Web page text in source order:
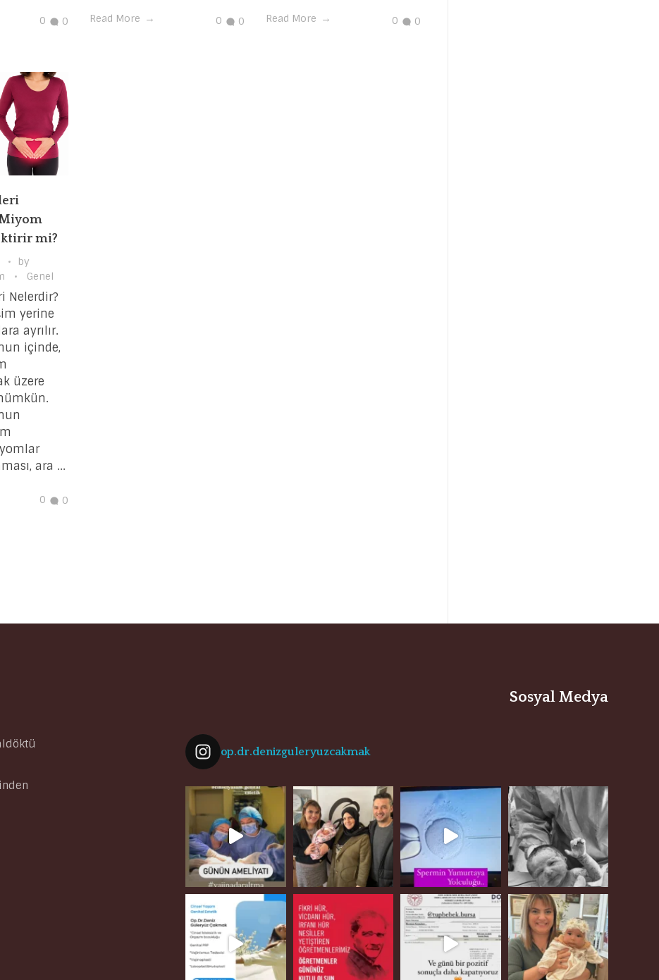
0 0 Read More 0 0 Read More 0 0
mi?
by
Genel
Nelerdir?
yerine
ayrılır.
içinde,
üzere
ara ...
0 0
Sosyal Medya
op.dr.denizguleryuzcakmak